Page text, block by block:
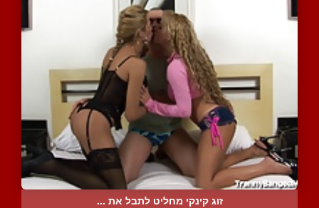
זוג קינקי מחליט לתבל את ...